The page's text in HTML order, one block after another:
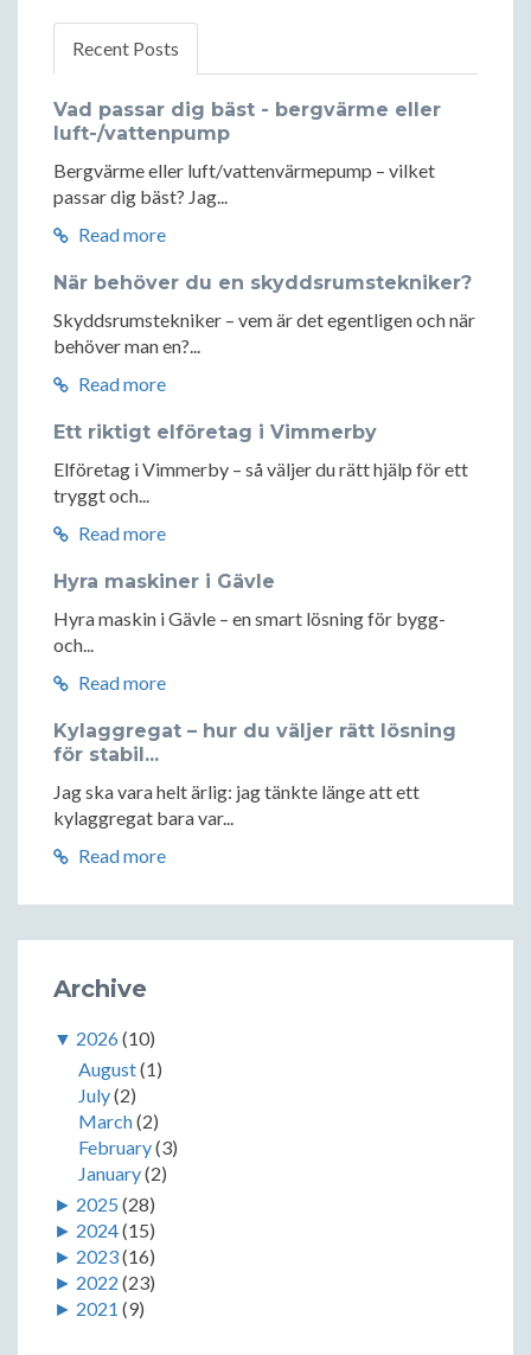
Recent Posts
Vad passar dig bäst - bergvärme eller
luft-/vattenpump
Bergvärme eller luft/vattenvärmepump – vilket
passar dig bäst? Jag...
Read more
När behöver du en skyddsrumstekniker?
Skyddsrumstekniker – vem är det egentligen och när
behöver man en?...
Read more
Ett riktigt elföretag i Vimmerby
Elföretag i Vimmerby – så väljer du rätt hjälp för ett
tryggt och...
Read more
Hyra maskiner i Gävle
Hyra maskin i Gävle – en smart lösning för bygg-
och...
Read more
Kylaggregat – hur du väljer rätt lösning
för stabil...
Jag ska vara helt ärlig: jag tänkte länge att ett
kylaggregat bara var...
Read more
Archive
▼ 2026(10)
August(1)
July(2)
March(2)
February(3)
January(2)
► 2025 (28)
► 2024(15)
► 2023(16)
► 2022 (23)
► 2021 (9)